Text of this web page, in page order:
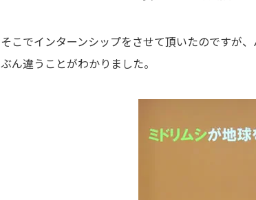
そこでインターンシップをさせて頂いたのですが
ぶん違うことがわかりました。